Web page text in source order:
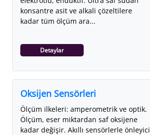
konsantre asit ve alkali çözeltilere
kadar tüm ölçüm ara...
Detaylar
Oksijen Sensörleri
Ölçüm ilkeleri: amperometrik ve optik.
Ölçüm, eser miktardan saf oksijene
kadar değişir. Akıllı sensörlerle önleyici